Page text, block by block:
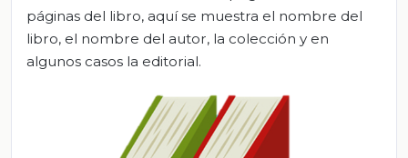
páginas del libro, aquí se muestra el nombre del
libro, el nombre del autor, la colección y en
algunos casos la editorial.